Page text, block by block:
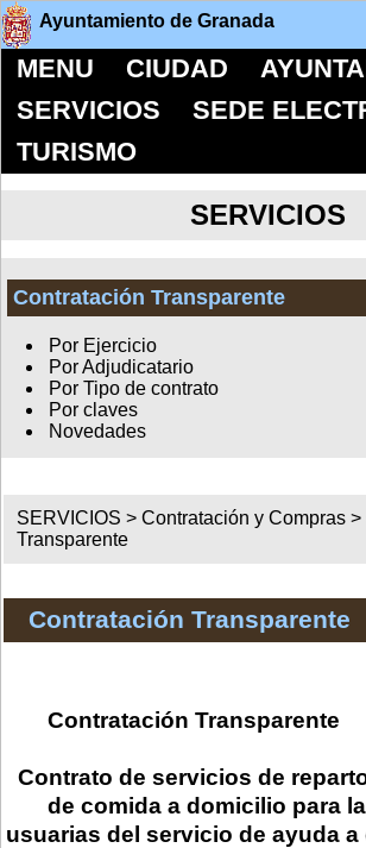
Ayuntamiento de Granada
MENU CIUDAD
SERVICIOS
SEDE
TURISMO
SERVICIOS
Contratación Transparente
Por Ejercicio
Por Adjudicatario
Por Tipo de contrato
Por claves
Novedades
SERVICIOS >Contratación y Compras >
Transparente
Contratación Transparente
Contratación Transparente
Contrato de servicios de
de comida a domicilio para
usuarias del servicio de ayuda